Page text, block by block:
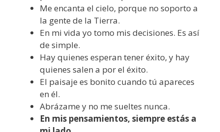
Me encanta el cielo, porque no soporto a
la gente de la Tierra.
En mi vida yo tomo mis decisiones. Es así
de simple.
Hay quienes esperan tener éxito, y hay
quienes salen a por el éxito.
El paisaje es bonito cuando tú apareces
en él.
Abrázame y no me sueltes nunca.
En mis pensamientos, siempre estás a